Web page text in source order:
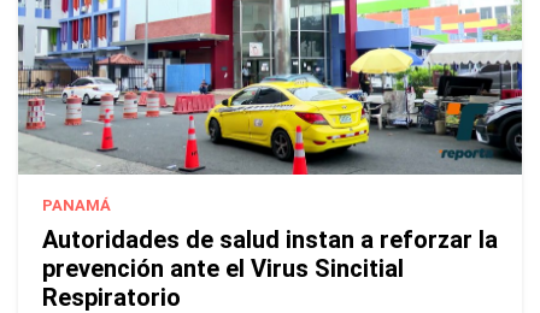
PANAMÁ
Autoridades de salud instan a reforzar la
prevención ante el Virus Sincitial
Respiratorio